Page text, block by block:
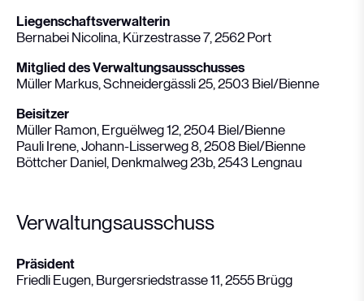
Liegenschaftsverwalterin
Bernabei Nicolina, Kürzestrasse 7, 2562 Port
Mitglied des Verwaltungsausschusses
Müller Markus, Schneidergässli 25, 2503 Biel/Bienne
Beisitzer
Müller Ramon, Erguëlweg 12, 2504 Biel/Bienne
Pauli Irene, Johann-Lisserweg 8, 2508 Biel/Bienne
Böttcher Daniel, Denkmalweg 23b, 2543 Lengnau
Verwaltungsausschuss
Präsident
Friedli Eugen, Burgersriedstrasse 11, 2555 Brügg